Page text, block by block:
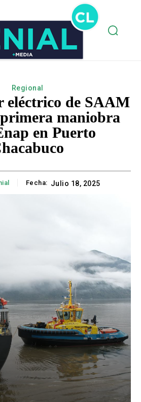
Regional
eléctrico de SAAM
maniobra
en Puerto
Fecha: Julio 18, 2025